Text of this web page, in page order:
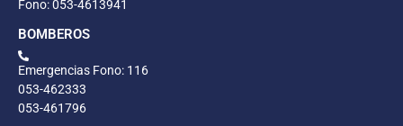
Fono: 053-4613941
BOMBEROS
Emergencias Fono: 116
053-462333
053-461796